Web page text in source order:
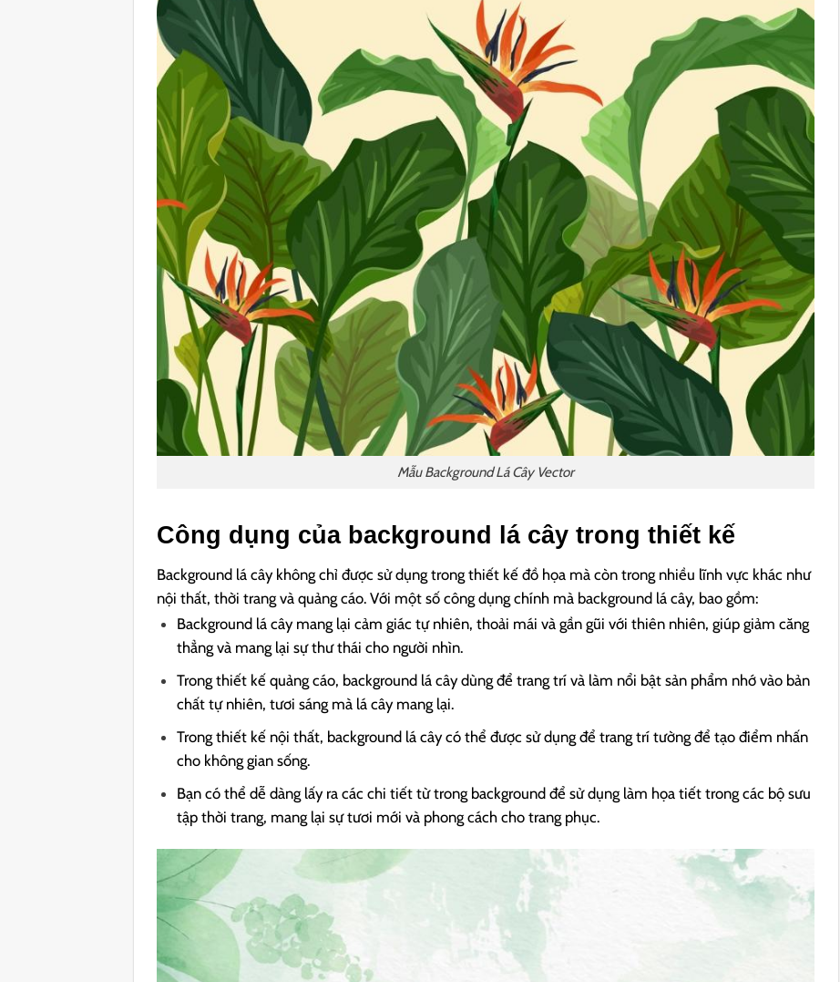
Mẫu Background Lá Cây Vector
Công dụng của background lá cây trong thiết kế
Background lá cây không chỉ được sử dụng trong thiết kế đồ họa mà còn trong nhiều lĩnh vực khác như
nội thất, thời trang và quảng cáo. Với một số công dụng chính mà background lá cây, bao gồm:
Background lá cây mang lại cảm giác tự nhiên, thoải mái và gần gũi với thiên nhiên, giúp giảm căng
thẳng và mang lại sự thư thái cho người nhìn.
Trong thiết kế quảng cáo, background lá cây dùng để trang trí và làm nổi bật sản phẩm nhớ vào bản
chất tự nhiên, tươi sáng mà lá cây mang lại.
Trong thiết kế nội thất, background lá cây có thể được sử dụng để trang trí tường để tạo điểm nhấn
cho không gian sống.
Bạn có thể dễ dàng lấy ra các chi tiết từ trong background để sử dụng làm họa tiết trong các bộ sưu
tập thời trang, mang lại sự tươi mới và phong cách cho trang phục.